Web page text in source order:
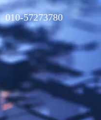
010-57273780